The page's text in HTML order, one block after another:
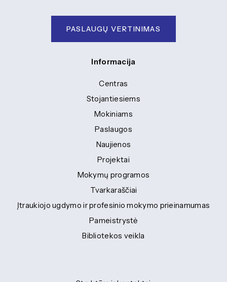
PASLAUGŲ VERTINIMAS
Informacija
Centras
Stojantiesiems
Mokiniams
Paslaugos
Naujienos
Projektai
Mokymų programos
Tvarkaraščiai
Įtraukiojo ugdymo ir profesinio mokymo prieinamumas
Pameistrystė
Bibliotekos veikla